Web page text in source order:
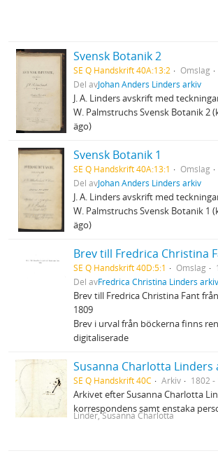
Svensk Botanik 2
SE Q Handskrift 40A:13:2 Omslag
Del avJohan Anders Linders arkiv
J. A. Linders avskrift med
W. Palmstruchs Svensk Botanik 2
ägo)
Svensk Botanik 1
SE Q Handskrift 40A:13:1 Omslag
Del avJohan Anders Linders arkiv
J. A. Linders avskrift med
W. Palmstruchs Svensk Botanik 1
ägo)
SE Q Handskrift 40D:5:1 Omslag
Del avFredrica Christina Linders arkiv
Brev till Fredrica Christina Fant
1809
Brev i urval från böckerna finns
digitaliserade
Susanna Charlotta Linders
SE Q Handskrift 40C Arkiv 1802 -
Arkivet efter Susanna Charlotta
korrespondens samt enstaka
Linder, Susanna Charlotta